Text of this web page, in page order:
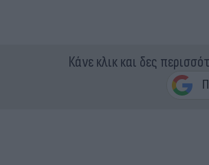
Κάνε κλικ και δες